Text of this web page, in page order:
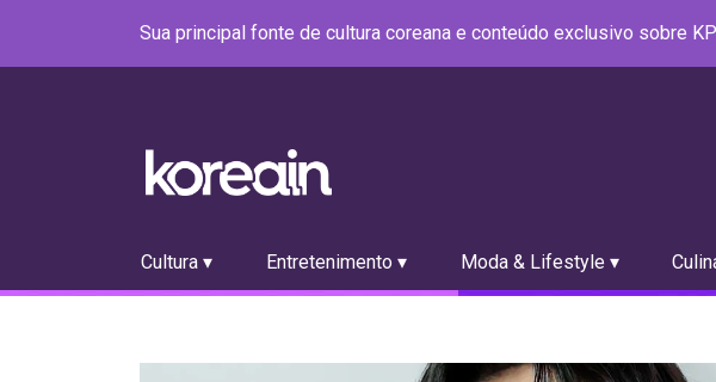
Sua principal fonte de cultura coreana e conteúdo exclusivo sobre
Cultura ▾ Entretenimento ▾ Moda & Lifestyle ▾